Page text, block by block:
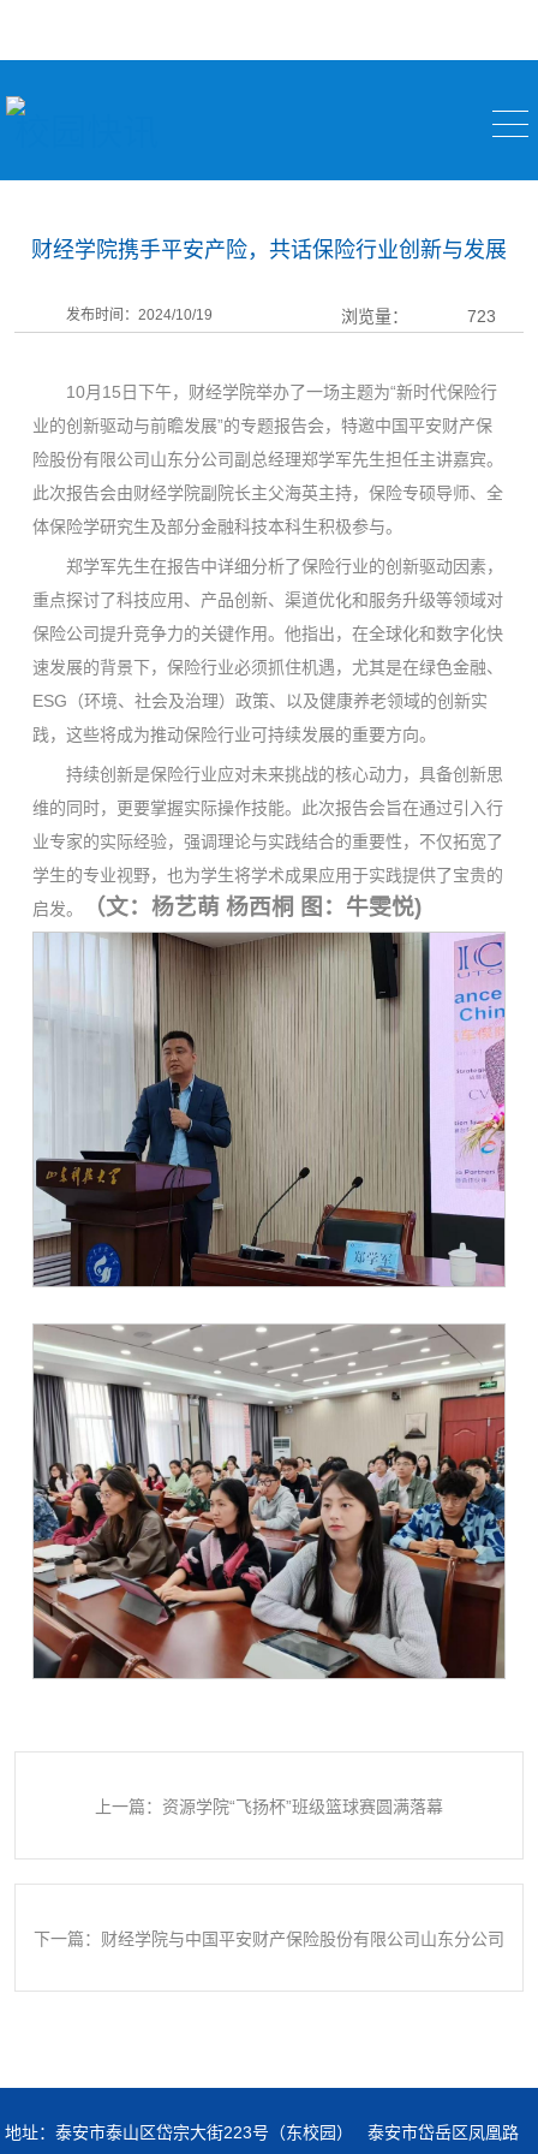
财经学院携手平安产险，共话保险行业创新与发展
发布时间：2024/10/19 浏览量： 723
10月15日下午，财经学院举办了一场主题为“新时代保险行
业的创新驱动与前瞻发展”的专题报告会，特邀中国平安财产保
险股份有限公司山东分公司副总经理郑学军先生担任主讲嘉宾。
此次报告会由财经学院副院长主父海英主持，保险专硕导师、全
体保险学研究生及部分金融科技本科生积极参与。
郑学军先生在报告中详细分析了保险行业的创新驱动因素，
重点探讨了科技应用、产品创新、渠道优化和服务升级等领域对
保险公司提升竞争力的关键作用。他指出，在全球化和数字化快
速发展的背景下，保险行业必须抓住机遇，尤其是在绿色金融、
ESG（环境、社会及治理）政策、以及健康养老领域的创新实
践，这些将成为推动保险行业可持续发展的重要方向。
持续创新是保险行业应对未来挑战的核心动力，具备创新思
维的同时，更要掌握实际操作技能。此次报告会旨在通过引入行
业专家的实际经验，强调理论与实践结合的重要性，不仅拓宽了
学生的专业视野，也为学生将学术成果应用于实践提供了宝贵的
启发。
（文：杨艺萌 杨西桐 图：牛雯悦)
上一篇：资源学院“飞扬杯”班级篮球赛圆满落幕
下一篇：财经学院与中国平安财产保险股份有限公司山东分公司
地址：泰安市泰山区岱宗大街223号（东校园） 泰安市岱岳区凤凰路